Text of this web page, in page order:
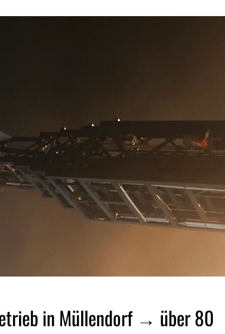
in Müllendorf → über 80